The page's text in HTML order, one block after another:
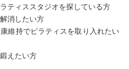
ティススタジオを探している方
消したい方
維持でピラティスを取り入れたい
えたい方